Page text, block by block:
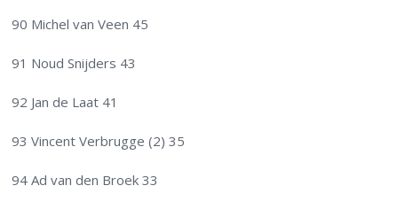
90 Michel van Veen 45
91 Noud Snijders 43
92 Jan de Laat 41
93 Vincent Verbrugge (2) 35
94 Ad van den Broek 33